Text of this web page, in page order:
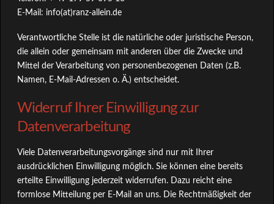
E-Mail: info(at)ranz-allein.de
Verantwortliche Stelle ist die natürliche oder juristische Person,
die allein oder gemeinsam mit anderen über die Zwecke und
Mittel der Verarbeitung von personenbezogenen Daten (z.B.
Namen, E-Mail-Adressen o. Ä.) entscheidet.
Widerruf Ihrer Einwilligung zur
Datenverarbeitung
Viele Datenverarbeitungsvorgänge sind nur mit Ihrer
ausdrücklichen Einwilligung möglich. Sie können eine bereits
erteilte Einwilligung jederzeit widerrufen. Dazu reicht eine
formlose Mitteilung per E-Mail an uns. Die Rechtmäßigkeit der